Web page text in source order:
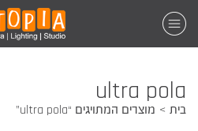
ultra pola
בית מוצרים המתויגים “ultra pola”